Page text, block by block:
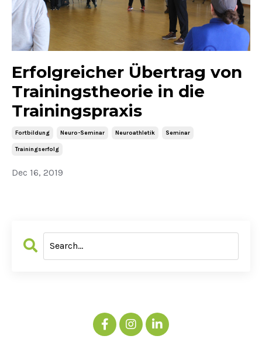
Erfolgreicher Übertrag von
Trainingstheorie in die
Trainingspraxis
Fortbildung Neuro-Seminar Neuroathletik Seminar
Trainingserfolg
Dec 16, 2019